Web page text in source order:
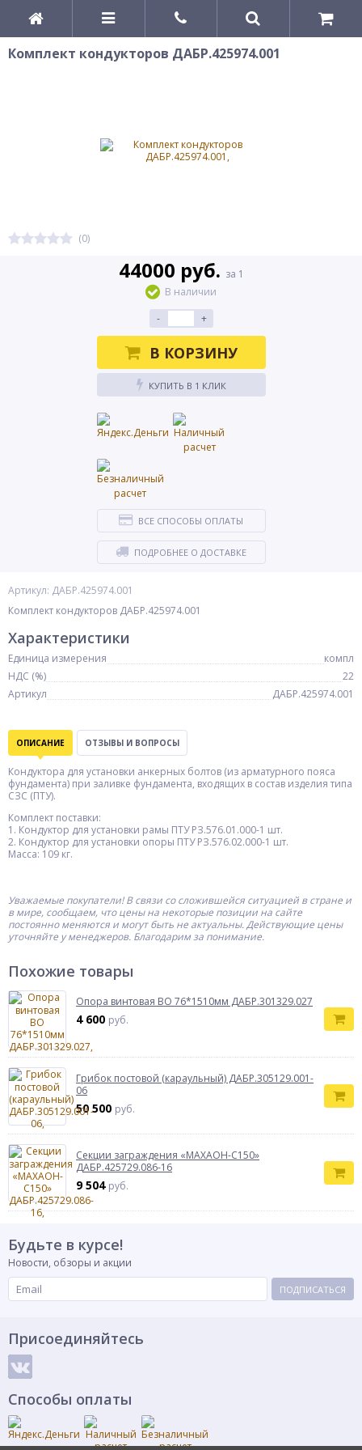
Комплект кондукторов ДАБР.425974.001
(0)
Артикул: ДАБР.425974.001
Комплект кондукторов ДАБР.425974.001
44000 руб. за 1
В наличии
-
+
В КОРЗИНУ
КУПИТЬ В 1 КЛИК
ВСЕ СПОСОБЫ ОПЛАТЫ
ПОДРОБНЕЕ О ДОСТАВКЕ
Характеристики
Единица измерения
компл
НДС (%)
22
Артикул
ДАБР.425974.001
ОПИСАНИЕ ОТЗЫВЫ И ВОПРОСЫ
Кондуктора для установки анкерных болтов (из арматурного пояса
фундамента) при заливке фундамента, входящих в состав изделия типа
СЗС (ПТУ).
Комплект поставки:
1. Кондуктор для установки рамы ПТУ РЗ.576.01.000-1 шт.
2. Кондуктор для установки опоры ПТУ РЗ.576.02.000-1 шт.
Масса: 109 кг.
Уважаемые покупатели! В связи со сложившейся ситуацией в стране и
в мире, сообщаем, что цены на некоторые позиции на сайте
постоянно меняются и могут быть не актуальны. Действующие цены
уточняйте у менеджеров. Благодарим за понимание.
Похожие товары
Опора винтовая ВО 76*1510мм ДАБР.301329.027
4 600 руб.
Грибок постовой (караульный) ДАБР.305129.001-
06
50 500 руб.
Секции заграждения «МАХАОН-С150»
ДАБР.425729.086-16
9 504 руб.
Будьте в курсе!
Новости, обзоры и акции
ПОДПИСАТЬСЯ
Присоединяйтесь
Способы оплаты